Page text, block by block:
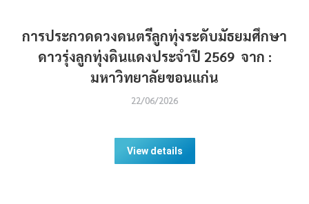
การประกวดดวงดนตรีลูกทุ่งระดับมัธยมศึกษา
ดาวรุ่งลูกทุ่งดินแดงประจำปี 2569 จาก :
มหาวิทยาลัยขอนแก่น
22/06/2026
View details